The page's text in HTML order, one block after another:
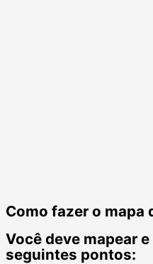
Como fazer o mapa
Você deve mapear
seguintes pontos: